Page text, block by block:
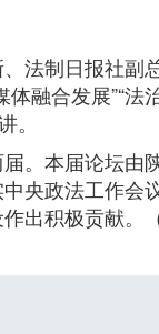
法制日报社副
融合发展”“法
。
。本届论坛由
央政法工作会
出积极贡献。